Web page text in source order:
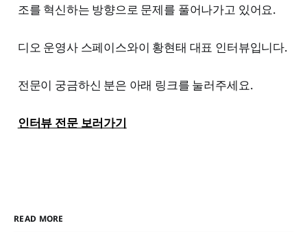
조를 혁신하는 방향으로 문제를 풀어나가고 있어요.
디오 운영사 스페이스와이 황현태 대표 인터뷰입니다.
전문이 궁금하신 분은 아래 링크를 눌러주세요.
인터뷰 전문 보러가기
READ MORE